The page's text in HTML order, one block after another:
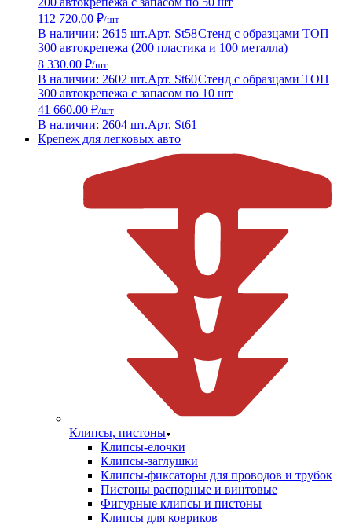
112 720.00 ₽/шт
В наличии: 2615 шт.Арт. St58Стенд с образцами ТОП
300 автокрепежа (200 пластика и 100 металла)
8 330.00 ₽/шт
В наличии: 2602 шт.Арт. St60Стенд с образцами ТОП
300 автокрепежа с запасом по 10 шт
41 660.00 ₽/шт
В наличии: 2604 шт.Арт. St61
Крепеж для легковых авто
Клипсы, пистоны
Клипсы-елочки
Клипсы-заглушки
Клипсы-фиксаторы для проводов и трубок
Пистоны распорные и винтовые
Фигурные клипсы и пистоны
Клипсы для ковриков